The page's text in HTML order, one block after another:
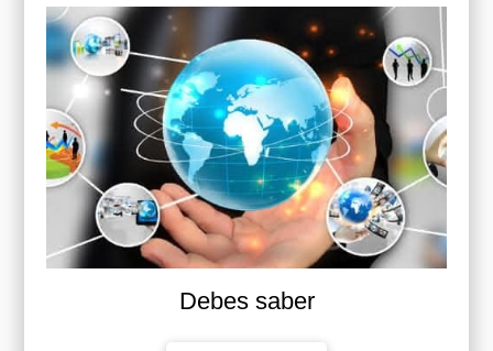
Debes saber